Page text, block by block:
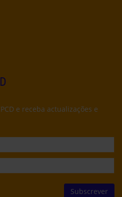
e receba actualizações e